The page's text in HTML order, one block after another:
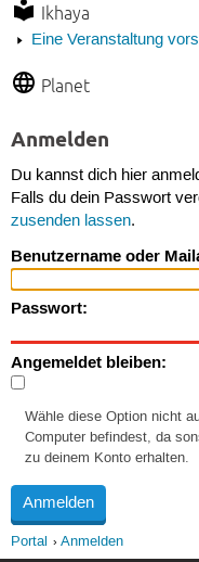
Ikhaya
Eine Veranstaltung
Planet
Anmelden
Du kannst dich hier
Falls du dein Passwort
zusenden lassen.
Benutzername oder
Passwort:
Angemeldet bleiben:
Wähle diese Option nicht
Computer befindest, da
zu deinem Konto erhalten.
Portal Anmelden